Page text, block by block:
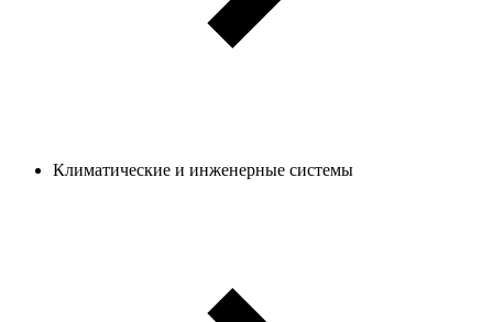
Климатические и инженерные системы